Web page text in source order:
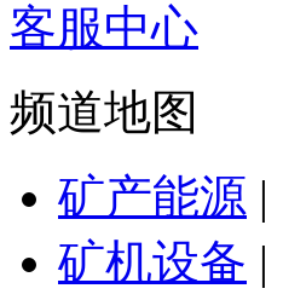
客服中心
频道地图
矿产能源 |
矿机设备 |